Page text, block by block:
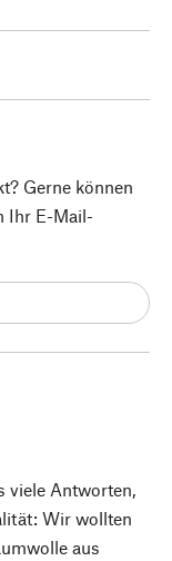
viele Antworten,
Wir wollten
aus
Gerne können
Ihr E-Mail-